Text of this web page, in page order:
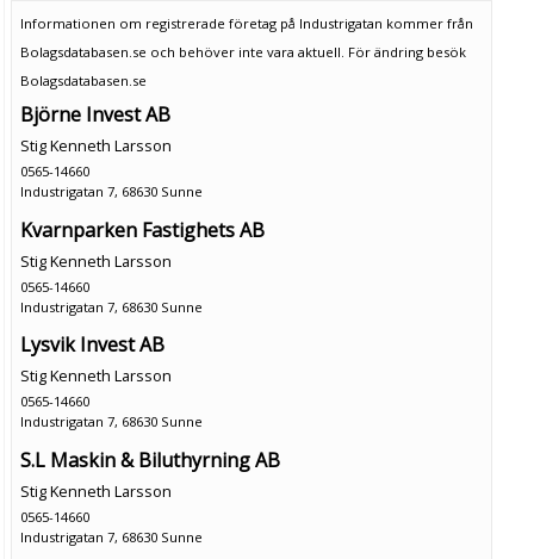
Informationen om registrerade företag på Industrigatan kommer från
Bolagsdatabasen.se och behöver inte vara aktuell. För ändring besök
Bolagsdatabasen.se
Björne Invest AB
Stig Kenneth Larsson
0565-14660
Industrigatan 7, 68630 Sunne
Kvarnparken Fastighets AB
Stig Kenneth Larsson
0565-14660
Industrigatan 7, 68630 Sunne
Lysvik Invest AB
Stig Kenneth Larsson
0565-14660
Industrigatan 7, 68630 Sunne
S.L Maskin & Biluthyrning AB
Stig Kenneth Larsson
0565-14660
Industrigatan 7, 68630 Sunne